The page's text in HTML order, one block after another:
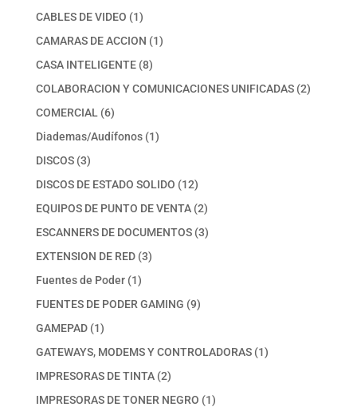
productos
CABLES DE VIDEO 11
producto
CAMARAS DE ACCION 11
CASA INTELIGENTE 88
productos
COLABORACION Y COMUNICACIONES UNIFICADAS 22
COMERCIAL 66
productos
Diademas/Audífonos 11
DISCOS 33
productos
DISCOS DE ESTADO SOLIDO 1212
productos
EQUIPOS DE PUNTO DE VENTA 22
productos
ESCANNERS DE DOCUMENTOS 33
EXTENSION DE RED 33
Fuentes de Poder 11
producto
FUENTES DE PODER GAMING 99
GAMEPAD 11
producto
GATEWAYS, MODEMS Y CONTROLADORAS 11
IMPRESORAS DE TINTA 22
productos
IMPRESORAS DE TONER NEGRO 11